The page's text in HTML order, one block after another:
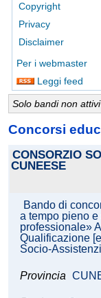
Copyright
Privacy
Disclaimer
Per i webmaster
Leggi feed
Solo bandi non
Concorsi
CONSORZIO
CUNEESE
Bando di
a tempo pieno
professionale»
Qualificazione
Socio-
Provincia